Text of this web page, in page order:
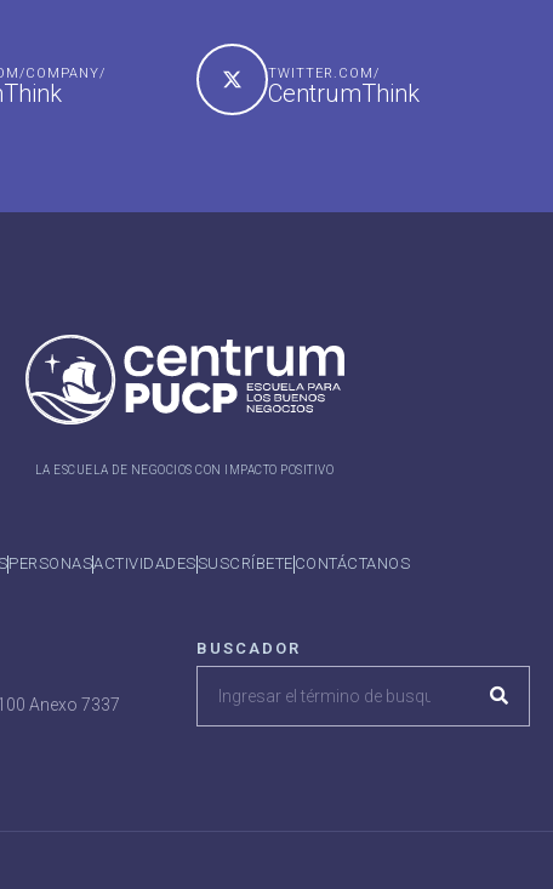
COMPANY/ TWITTER.COM/
CentrumThink
LA ESCUELA DE NEGOCIOS CON IMPACTO POSITIVO
PERSONASACTIVIDADESSUSCRÍBETE CONTÁCTANOS
Anexo 7337
BUSCADOR